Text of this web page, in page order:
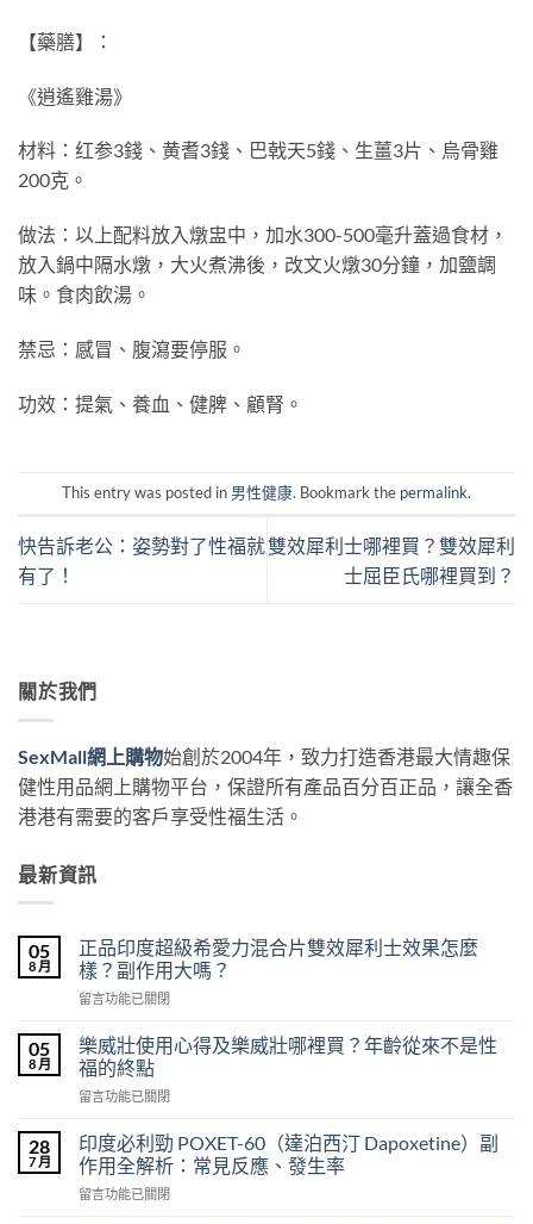
【藥膳】：
《逍遙雞湯》
材料：红参3錢、黄耆3錢、巴戟天5錢、生薑3片、烏骨雞
200克。
做法：以上配料放入燉盅中，加水300-500毫升蓋過食材，
放入鍋中隔水燉，大火煮沸後，改文火燉30分鐘，加鹽調
味。食肉飲湯。
禁忌：感冒、腹瀉要停服。
功效：提氣、養血、健脾、顧腎。
This entry was posted in 男性健康. Bookmark the permalink.
快告訴老公：姿勢對了性福就
有了！
雙效犀利士哪裡買？雙效犀利
士屈臣氏哪裡買到？
關於我們
SexMall網上購物始創於2004年，致力打造香港最大情趣保
健性用品網上購物平台，保證所有產品百分百正品，讓全香
港港有需要的客戶享受性福生活。
最新資訊
05
8 月
正品印度超級希愛力混合片雙效犀利士效果怎麼
樣？副作用大嗎？
在
品
印
度
超
希
愛
力
混
留言功能已關閉
05
8 月
樂威壯使用心得及樂威壯哪裡買？年齡從來不是性
福的終點
在
威
壯
使
用
留言功能已關閉
28
7 月
印度必利勁 POXET-60（達泊西汀 Dapoxetine）副
作用全解析：常見反應、發生率
在
留言功能已關閉